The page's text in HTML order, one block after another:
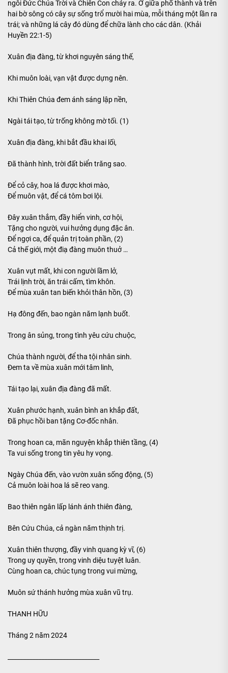
ngôi Đức Chúa Trời và Chiên Con chảy ra. Ở giữa phố thành và trên
hai bờ sông có cây sự sống trổ mười hai mùa, mỗi tháng một lần ra
trái; và những lá cây đó dùng để chữa lành cho các dân. (Khải
Huyền 22:1-5)
Xuân địa đàng, từ khơi nguyên sáng thế,
Khi muôn loài, vạn vật được dựng nên.
Khi Thiên Chúa đem ánh sáng lập nền,
Ngài tái tạo, từ trống không mờ tối. (1)
Xuân địa đàng, khi bắt đầu khai lối,
Đã thành hình, trời đất biển trăng sao.
Để cỏ cây, hoa lá được khơi mào,
Để muôn vật, để cá tôm bơi lội.
Đây xuân thắm, đầy hiển vinh, cơ hội,
Tặng cho người, vui hưởng dụng đặc ân.
Để ngợi ca, để quản trị toàn phần, (2)
Cả thế giới, một điạ đàng muôn thuở …
Xuân vụt mất, khi con người lầm lở,
Trái lịnh trời, ăn trái cấm, tìm khôn.
Để mùa xuân tan biến khỏi thân hồn, (3)
Hạ đông đến, bao ngàn năm lạnh buốt.
Trong ân sủng, trong tình yêu cứu chuộc,
Chúa thành người, để tha tội nhân sinh.
Đem ta về mùa xuân mới tâm linh,
Tái tạo lại, xuân địa đàng đã mất.
Xuân phước hạnh, xuân bình an khắp đất,
Đã phục hồi ban tặng Cơ-đốc nhân.
Trong hoan ca, mãn nguyện khắp thiên tầng, (4)
Ta vui sống trong tin yêu hy vọng.
Ngày Chúa đến, vào vườn xuân sống động, (5)
Cả muôn loài hoa lá sẽ reo vang.
Bao thiên ngân lấp lánh ánh thiên đàng,
Bên Cứu Chúa, cả ngàn năm thịnh trị.
Xuân thiên thượng, đầy vinh quang kỳ vĩ, (6)
Trong uy quyền, trong vinh diệu tuyệt luân.
Cùng hoan ca, chúc tụng trong vui mừng,
Muôn sứ thánh hưởng mùa xuân vũ trụ.
THANH HỮU
Tháng 2 năm 2024